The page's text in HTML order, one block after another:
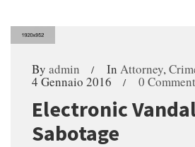
By admin In Attorney,
4 Gennaio 2016 0
Electronic
Sabotage